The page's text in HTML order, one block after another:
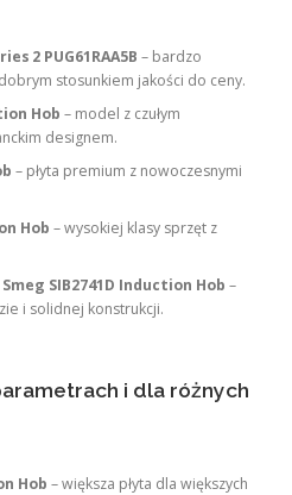
2 PUG61RAA5B – bardzo
stosunkiem jakości do ceny.
Hob – model z czułym
designem.
– płyta premium z nowoczesnymi
Hob – wysokiej klasy sprzęt z
Smeg SIB2741D Induction Hob –
i solidnej konstrukcji.
i dla różnych
Hob – większa płyta dla większych